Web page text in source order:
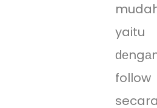
yaitu
follow
secara